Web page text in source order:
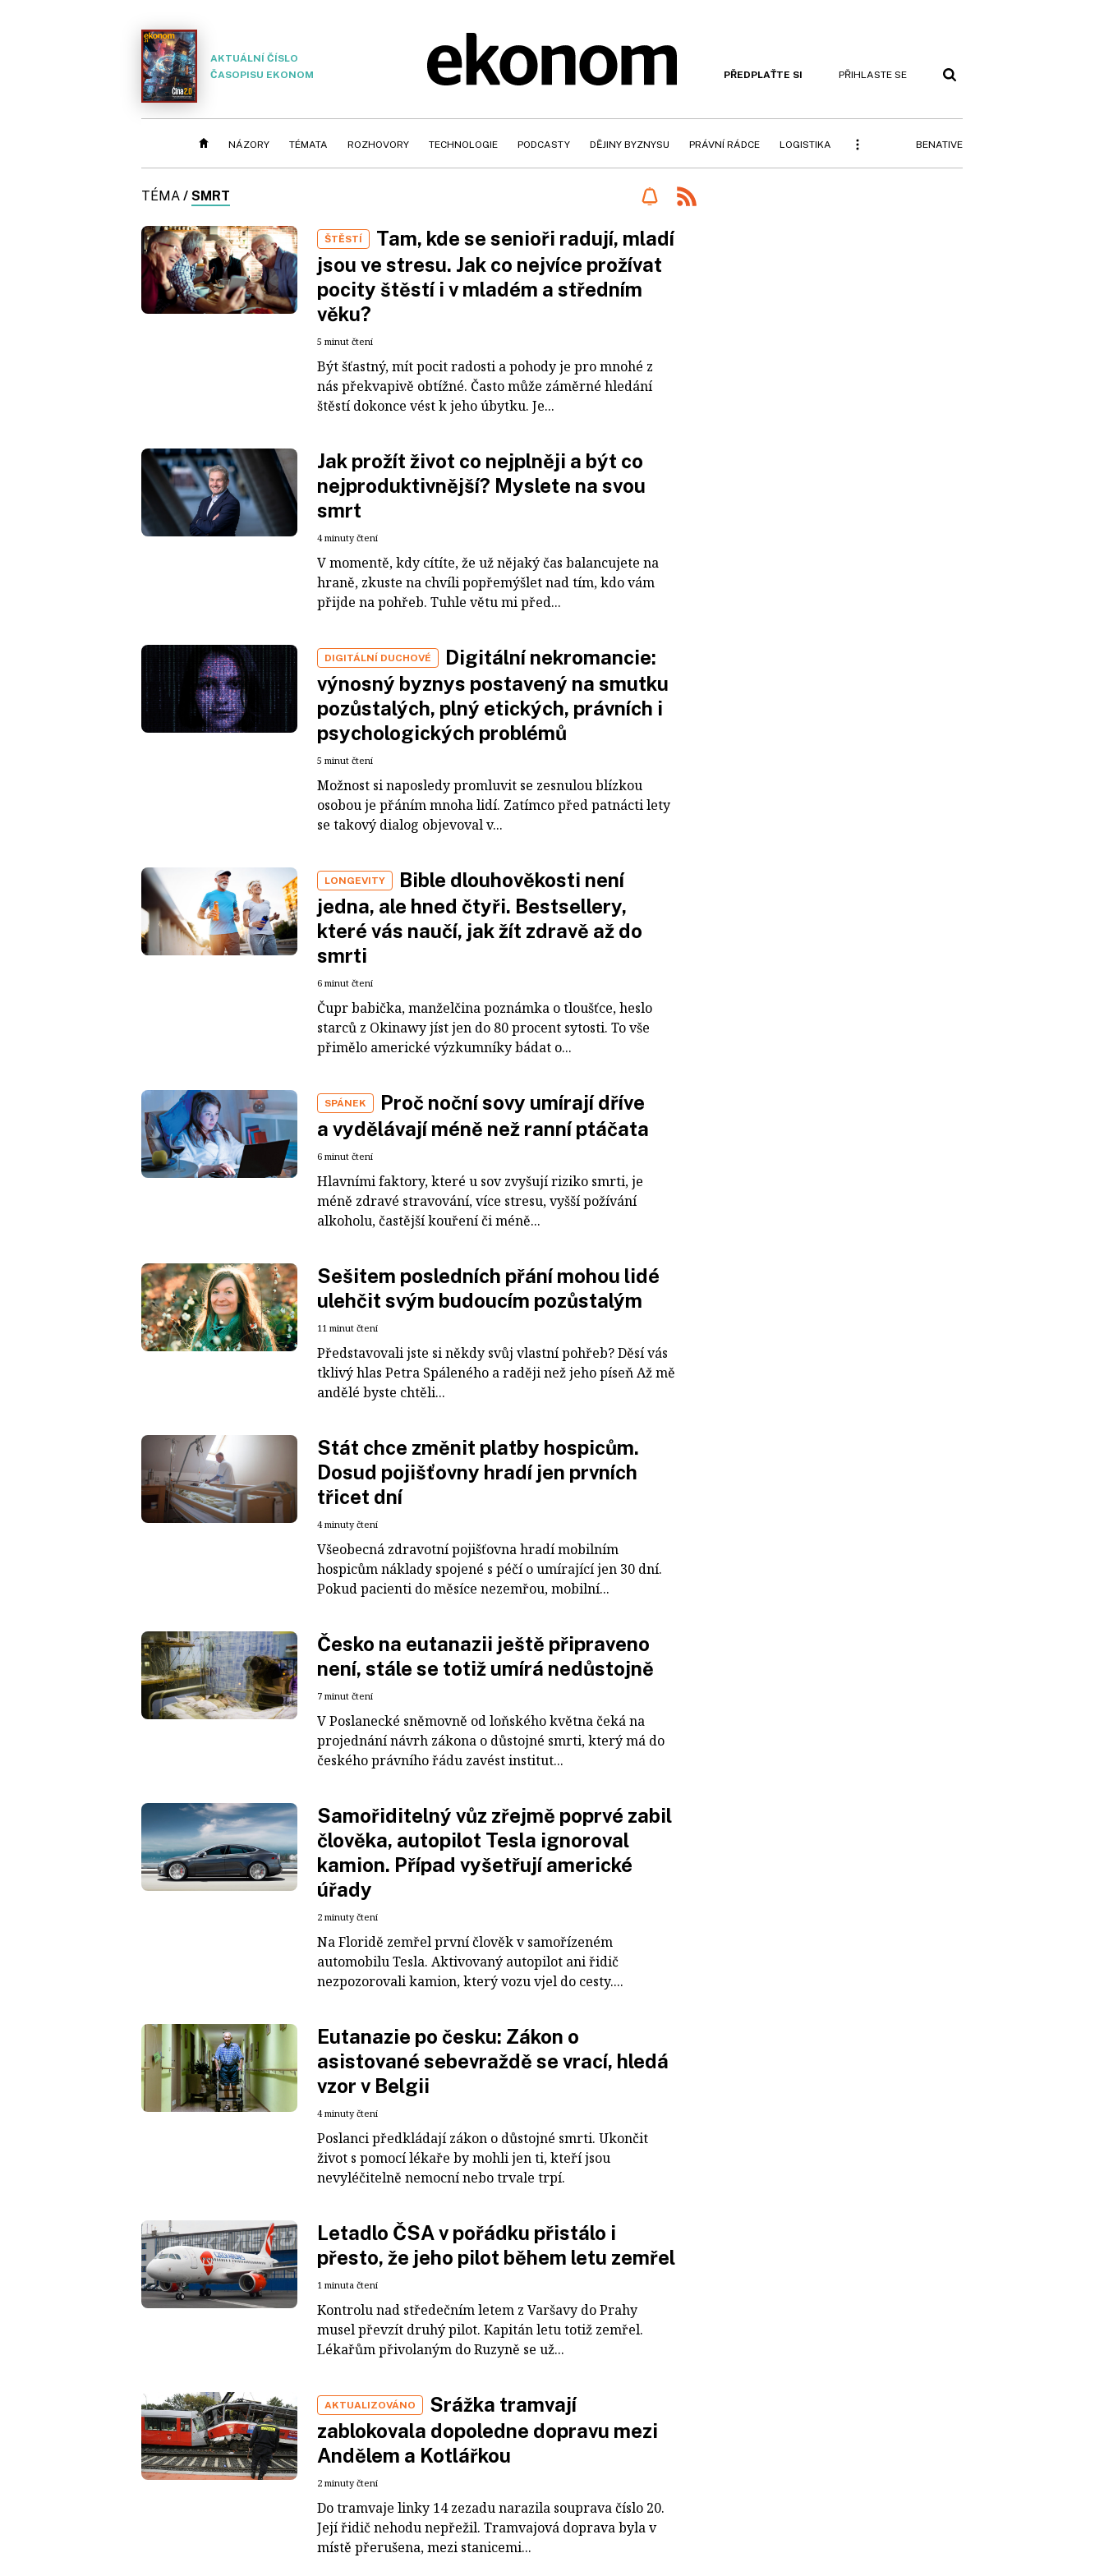
AKTUÁLNÍ ČÍSLO
ČASOPISU EKONOM
PŘEDPLAŤTE SI PŘIHLASTE SE
NÁZORY TÉMATA ROZHOVORY TECHNOLOGIE PODCASTY DĚJINY BYZNYSU PRÁVNÍ RÁDCE LOGISTIKA BENATIVE
TÉMA / SMRT
ŠTĚSTÍ
Tam, kde se senioři radují, mladí
jsou ve stresu. Jak co nejvíce prožívat
pocity štěstí i v mladém a středním
věku?
5 minut čtení
Být šťastný, mít pocit radosti a pohody je pro mnohé z
nás překvapivě obtížné. Často může záměrné hledání
štěstí dokonce vést k jeho úbytku. Je...
Jak prožít život co nejplněji a být co
nejproduktivnější? Myslete na svou
smrt
4 minuty čtení
V momentě, kdy cítíte, že už nějaký čas balancujete na
hraně, zkuste na chvíli popřemýšlet nad tím, kdo vám
přijde na pohřeb. Tuhle větu mi před...
DIGITÁLNÍ DUCHOVÉ
Digitální nekromancie:
výnosný byznys postavený na smutku
pozůstalých, plný etických, právních i
psychologických problémů
5 minut čtení
Možnost si naposledy promluvit se zesnulou blízkou
osobou je přáním mnoha lidí. Zatímco před patnácti lety
se takový dialog objevoval v...
LONGEVITY
Bible dlouhověkosti není
jedna, ale hned čtyři. Bestsellery,
které vás naučí, jak žít zdravě až do
smrti
6 minut čtení
Čupr babička, manželčina poznámka o tloušťce, heslo
starců z Okinawy jíst jen do 80 procent sytosti. To vše
přimělo americké výzkumníky bádat o...
SPÁNEK
Proč noční sovy umírají dříve
a vydělávají méně než ranní ptáčata
6 minut čtení
Hlavními faktory, které u sov zvyšují riziko smrti, je
méně zdravé stravování, více stresu, vyšší požívání
alkoholu, častější kouření či méně...
Sešitem posledních přání mohou lidé
ulehčit svým budoucím pozůstalým
11 minut čtení
Představovali jste si někdy svůj vlastní pohřeb? Děsí vás
tklivý hlas Petra Spáleného a raději než jeho píseň Až mě
andělé byste chtěli...
Stát chce změnit platby hospicům.
Dosud pojišťovny hradí jen prvních
třicet dní
4 minuty čtení
Všeobecná zdravotní pojišťovna hradí mobilním
hospicům náklady spojené s péčí o umírající jen 30 dní.
Pokud pacienti do měsíce nezemřou, mobilní...
Česko na eutanazii ještě připraveno
není, stále se totiž umírá nedůstojně
7 minut čtení
V Poslanecké sněmovně od loňského května čeká na
projednání návrh zákona o důstojné smrti, který má do
českého právního řádu zavést institut...
Samořiditelný vůz zřejmě poprvé zabil
člověka, autopilot Tesla ignoroval
kamion. Případ vyšetřují americké
úřady
2 minuty čtení
Na Floridě zemřel první člověk v samořízeném
automobilu Tesla. Aktivovaný autopilot ani řidič
nezpozorovali kamion, který vozu vjel do cesty....
Eutanazie po česku: Zákon o
asistované sebevraždě se vrací, hledá
vzor v Belgii
4 minuty čtení
Poslanci předkládají zákon o důstojné smrti. Ukončit
život s pomocí lékaře by mohli jen ti, kteří jsou
nevyléčitelně nemocní nebo trvale trpí.
Letadlo ČSA v pořádku přistálo i
přesto, že jeho pilot během letu zemřel
1 minuta čtení
Kontrolu nad středečním letem z Varšavy do Prahy
musel převzít druhý pilot. Kapitán letu totiž zemřel.
Lékařům přivolaným do Ruzyně se už...
AKTUALIZOVÁNO
Srážka tramvají
zablokovala dopoledne dopravu mezi
Andělem a Kotlářkou
2 minuty čtení
Do tramvaje linky 14 zezadu narazila souprava číslo 20.
Její řidič nehodu nepřežil. Tramvajová doprava byla v
místě přerušena, mezi stanicemi...